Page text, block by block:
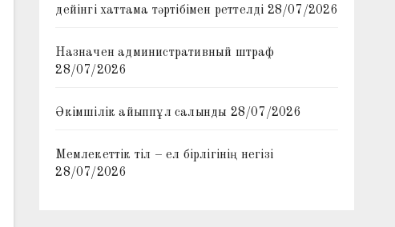
дейінгі хаттама тәртібімен реттелді 28/07/2026
Назначен административный штраф
28/07/2026
Әкімшілік айыппұл салынды 28/07/2026
Мемлекеттік тіл – ел бірлігінің негізі
28/07/2026